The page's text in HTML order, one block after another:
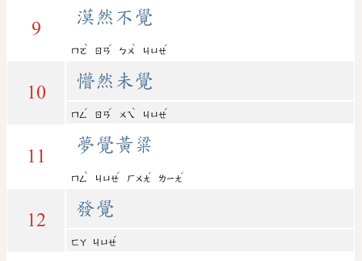
9
漠然不覺
ㄇㄛ
ˋ
ㄖㄢ
ˊ
ㄅㄨ
ˋ
ㄐㄩㄝ
ˊ
10
懵然未覺
ㄇㄥ
ˊ
ㄖㄢ
ˊ
ㄨㄟ
ˋ
ㄐㄩㄝ
ˊ
11
夢覺黃粱
ㄇㄥ
ˋ
ㄐㄩㄝ
ˊ
ㄏㄨㄤ
ˊ
ㄌㄧㄤ
ˊ
12
發覺
ㄈㄚ ㄐㄩㄝ
ˊ